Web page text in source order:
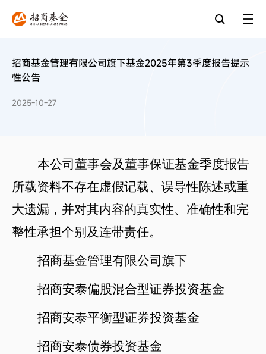
招商基金管理有限公司旗下基金2025年第3季度报告提示
性公告
2025-10-27
本公司董事会及董事保证基金季度报告
所载资料不存在虚假记载、误导性陈述或重
大遗漏，并对其内容的真实性、准确性和完
整性承担个别及连带责任。
招商基金管理有限公司旗下
招商安泰偏股混合型证券投资基金
招商安泰平衡型证券投资基金
招商安泰债券投资基金